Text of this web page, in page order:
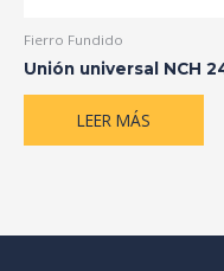
Fierro Fundido
Unión universal NCH
LEER MÁS